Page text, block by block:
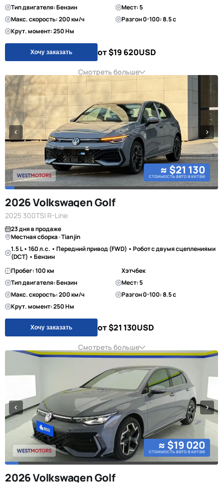
Тип двигателя: Бензин
Мест: 5
Макс. скорость: 200 км/ч
Разгон 0-100: 8.5 с
Крут. момент: 250 Нм
Хочу заказать от $19 620USD
Смотреть больше
≈ $21 130
стоимость авто в китае
2026 Volkswagen Golf
2025 300TSI R-Line
23 дня в продаже
Местная сборка · Tianjin
1.5 L • 160 л.с. • Передний привод (FWD) • Робот с двумя сцеплениями
(DCT) • Бензин
Пробег: 100 км
Хэтчбек
Тип двигателя: Бензин
Мест: 5
Макс. скорость: 200 км/ч
Разгон 0-100: 8.5 с
Крут. момент: 250 Нм
Хочу заказать от $21 130USD
Смотреть больше
≈ $19 020
стоимость авто в китае
2026 Volkswagen Golf